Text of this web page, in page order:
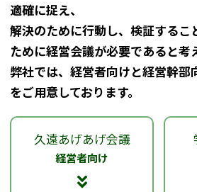
適確に捉え、
解決のために行動し、検証するこ
ために経営会議が必要であると考
弊社では、経営者向けと経営幹部
をご用意しております。
久遠あげあげ会議
経営者向け